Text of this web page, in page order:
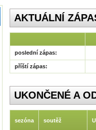
AKTUÁLNÍ
poslední zápas:
příští zápas:
UKONČENÉ A
sezóna soutěž U